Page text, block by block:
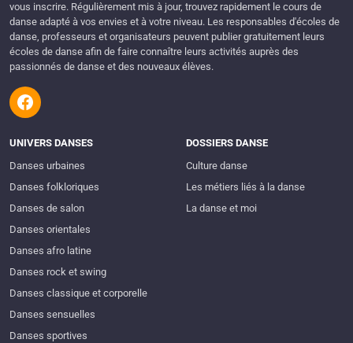
vous inscrire. Régulièrement mis à jour, trouvez rapidement le cours de
danse adapté à vos envies et à votre niveau. Les responsables d'écoles de
danse, professeurs et organisateurs peuvent publier gratuitement leurs
écoles de danse afin de faire connaître leurs activités auprès des
passionnés de danse et des nouveaux élèves.
UNIVERS DANSES
Danses urbaines
Danses folkloriques
Danses de salon
Danses orientales
Danses afro latine
Danses rock et swing
Danses classique et corporelle
Danses sensuelles
Danses sportives
DOSSIERS DANSE
Culture danse
Les métiers liés à la danse
La danse et moi